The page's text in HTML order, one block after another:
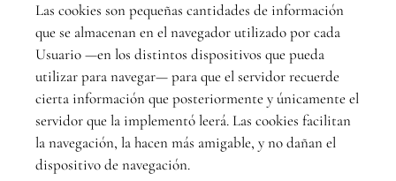
Las cookies son pequeñas cantidades de información
que se almacenan en el navegador utilizado por cada
Usuario —en los distintos dispositivos que pueda
utilizar para navegar— para que el servidor recuerde
cierta información que posteriormente y únicamente el
servidor que la implementó leerá. Las cookies facilitan
la navegación, la hacen más amigable, y no dañan el
dispositivo de navegación.